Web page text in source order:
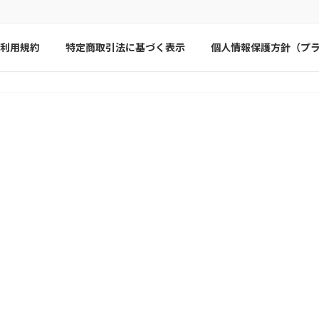
利用規約 特定商取引法に基づく表示 個人情報保護方針（プ